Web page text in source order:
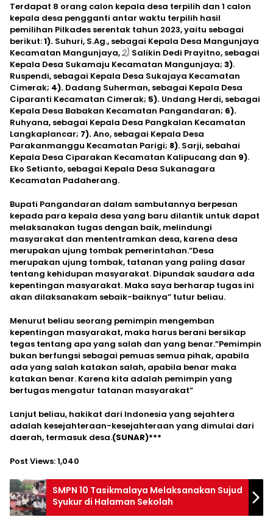
Terdapat 8 orang calon kepala desa terpilih dan 1 calon
kepala desa pengganti antar waktu terpilih hasil
pemilihan Pilkades serentak tahun 2023, yaitu sebagai
berikut:1). Suhuri, S.Ag., sebagai Kepala Desa Mangunjaya
Kecamatan Mangunjaya,2). Salikin Dedi Prayitno, sebagai
Kepala Desa Sukamaju Kecamatan Mangunjaya; 3).
Ruspendi, sebagai Kepala Desa Sukajaya Kecamatan
Cimerak; 4). Dadang Suherman, sebagai Kepala Desa
Ciparanti Kecamatan Cimerak; 5). Undang Herdi, sebagai
Kepala Desa Babakan Kecamatan Pangandaran; 6).
Ruhyana, sebagai Kepala Desa Pangkalan Kecamatan
Langkaplancar; 7).Ano, sebagai Kepala Desa
Parakanmanggu Kecamatan Parigi; 8). Sarji, sebahai
Kepala Desa Ciparakan Kecamatan Kalipucang dan 9).
Eko Setianto, sebagai Kepala Desa Sukanagara
Kecamatan Padaherang.
Bupati Pangandaran dalam sambutannya berpesan
kepada para kepala desa yang baru dilantik untuk dapat
melaksanakan tugas dengan baik, melindungi
masyarakat dan mententramkan desa, karena desa
merupakan ujung tombak pemerintahan.”Desa
merupakan ujung tombak, tatanan yang paling dasar
tentang kehidupan masyarakat. Dipundak saudara ada
kepentingan masyarakat. Maka saya berharap tugas ini
akan dilaksanakam sebaik-baiknya” tutur beliau.
Menurut beliau seorang pemimpin mengemban
kepentingan masyarakat, maka harus berani bersikap
tegas tentang apa yang salah dan yang benar.”Pemimpin
bukan berfungsi sebagai pemuas semua pihak, apabila
ada yang salah katakan salah, apabila benar maka
katakan benar. Karena kita adalah pemimpin yang
bertugas mengatur tatanan masyarakat”
Lanjut beliau, hakikat dari Indonesia yang sejahtera
adalah kesejahteraan-kesejahteraan yang dimulai dari
daerah, termasuk desa.(SUNAR)***
Post Views:1,040
SMPN 10 Tasikmalaya Melaksanakan Sujud
Syukur di Halaman Sekolah